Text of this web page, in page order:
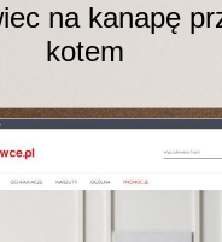
na kanapę
kotem